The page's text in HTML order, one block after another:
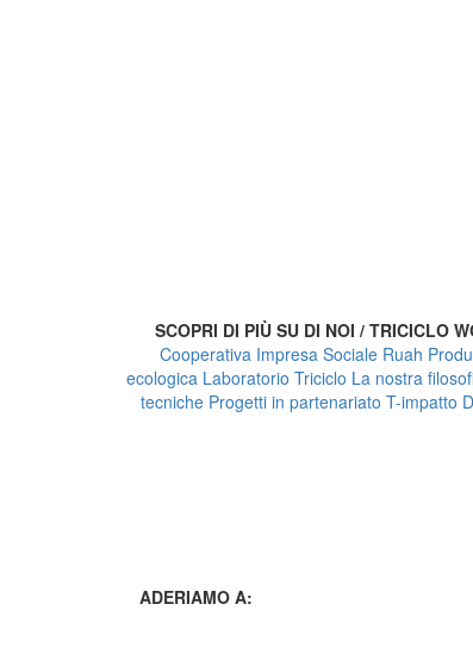
SCOPRI DI PIÙ SU DI NOI / TRICICLO
Cooperativa Impresa Sociale Ruah
ecologica Laboratorio Triciclo La nostra
tecniche Progetti in partenariato T-impatto
ADERIAMO A: